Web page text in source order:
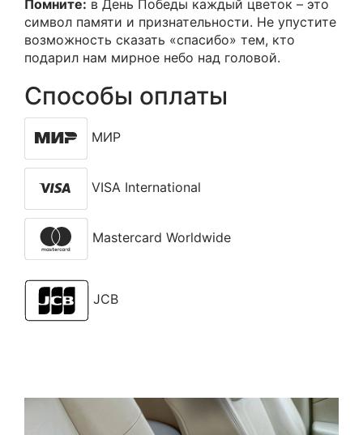
Помните: в День Победы каждый цветок – это
символ памяти и признательности. Не упустите
возможность сказать «спасибо» тем, кто
подарил нам мирное небо над головой.
Способы оплаты
МИР
VISA International
Mastercard Worldwide
JCB